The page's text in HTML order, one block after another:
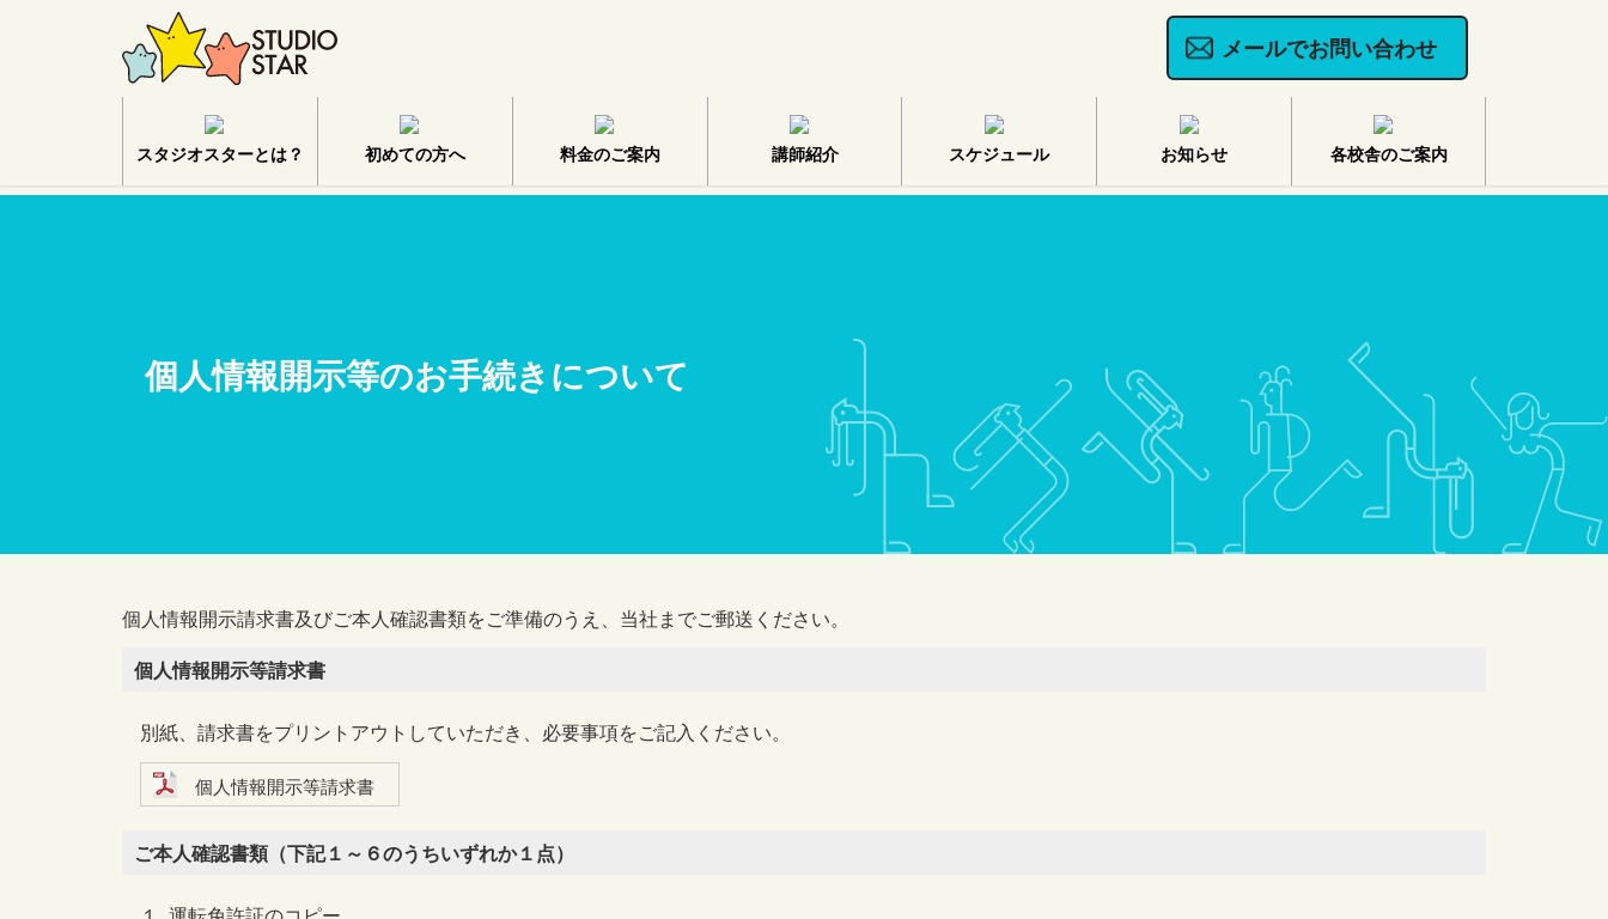
メールでお問い合わせ
スタジオスターとは？ 初めての方へ 料金のご案内 講師紹介 スケジュール お知らせ 各校舎のご案内
個人情報開示等のお手続きについて
個人情報開示請求書及びご本人確認書類をご準備のうえ、当社までご郵送ください。
個人情報開示等請求書
別紙、請求書をプリントアウトしていただき、必要事項をご記入ください。
個人情報開示等請求書
ご本人確認書類（下記１～６のうちいずれか１点）